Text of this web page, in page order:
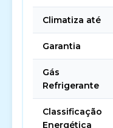
Climatiza até
Garantia
Gás
Refrigerante
Classificação
Energética